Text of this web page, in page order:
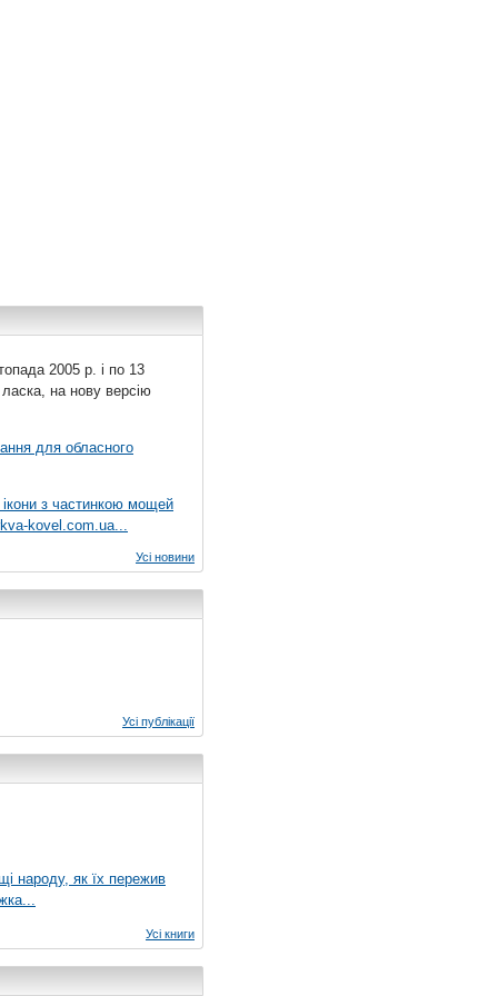
2005 р. і по 13
на нову версію
для обласного
з частинкою мощей
kovel.com.ua...
Усі новини
Усі публікації
народу, як їх пережив
Усі книги